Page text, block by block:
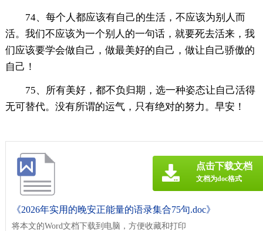
74、每个人都应该有自己的生活，不应该为别人而
活。我们不应该为一个别人的一句话，就要死去活来，我
们应该要学会做自己，做最美好的自己，做让自己骄傲的
自己！
75、所有美好，都不负归期，选一种姿态让自己活得
无可替代。没有所谓的运气，只有绝对的努力。早安！
《2026年实用的晚安正能量的语录集合75句.doc》
将本文的Word文档下载到电脑，方便收藏和打印
点击下载文档
文档为doc格式